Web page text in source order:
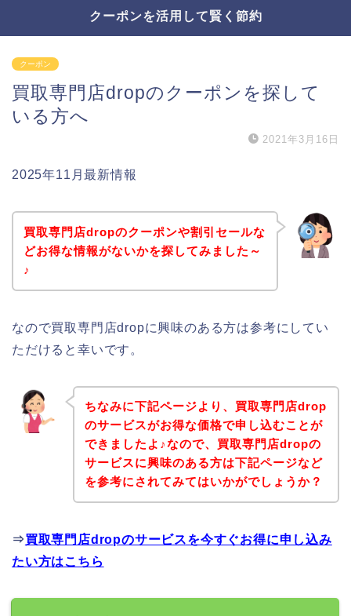
クーポンを活用して賢く節約
クーポン
買取専門店dropのクーポンを探して
いる方へ
2021年3月16日
2025年11月最新情報
買取専門店dropのクーポンや割引セールな
どお得な情報がないかを探してみました～
♪
なので買取専門店dropに興味のある方は参考にしてい
ただけると幸いです。
ちなみに下記ページより、買取専門店drop
のサービスがお得な価格で申し込むことが
できましたよ♪なので、買取専門店dropの
サービスに興味のある方は下記ページなど
を参考にされてみてはいかがでしょうか？
⇒買取専門店dropのサービスを今すぐお得に申し込み
たい方はこちら